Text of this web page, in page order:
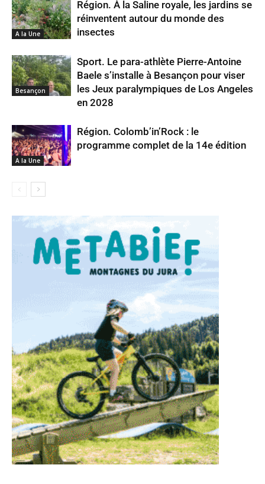
A la Une
Région. À la Saline royale, les jardins se
réinventent autour du monde des
insectes
Besançon
Sport. Le para-athlète Pierre-Antoine
Baele s’installe à Besançon pour viser
les Jeux paralympiques de Los Angeles
en 2028
A la Une
Région. Colomb’in’Rock : le
programme complet de la 14e édition